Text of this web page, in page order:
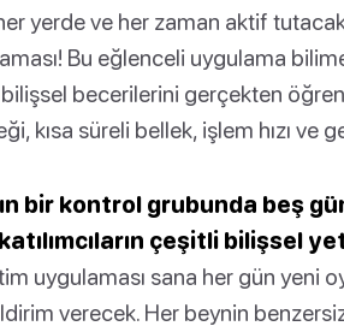
yerde ve her zaman aktif
Bu eğlenceli uygulama
becerilerini gerçekten
kısa süreli bellek, işlem hızı ve
bir kontrol grubunda beş
çeşitli bilişsel
uygulaması sana her gün yeni
verecek. Her beynin